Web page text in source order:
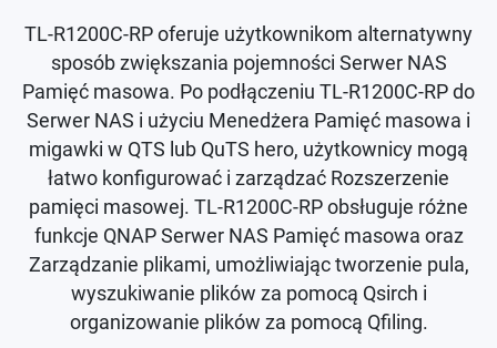
TL-R1200C-RP oferuje użytkownikom alternatywny
sposób zwiększania pojemności Serwer NAS
Pamięć masowa. Po podłączeniu TL-R1200C-RP do
Serwer NAS i użyciu Menedżera Pamięć masowa i
migawki w QTS lub QuTS hero, użytkownicy mogą
łatwo konfigurować i zarządzać Rozszerzenie
pamięci masowej. TL-R1200C-RP obsługuje różne
funkcje QNAP Serwer NAS Pamięć masowa oraz
Zarządzanie plikami, umożliwiając tworzenie pula,
wyszukiwanie plików za pomocą Qsirch i
organizowanie plików za pomocą Qfiling.